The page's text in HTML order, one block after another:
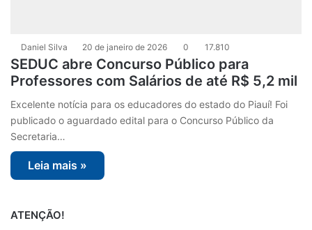
Daniel Silva 20 de janeiro de 2026 0 17.810
SEDUC abre Concurso Público para
Professores com Salários de até R$ 5,2 mil
Excelente notícia para os educadores do estado do Piauí! Foi
publicado o aguardado edital para o Concurso Público da
Secretaria…
Leia mais »
ATENÇÃO!